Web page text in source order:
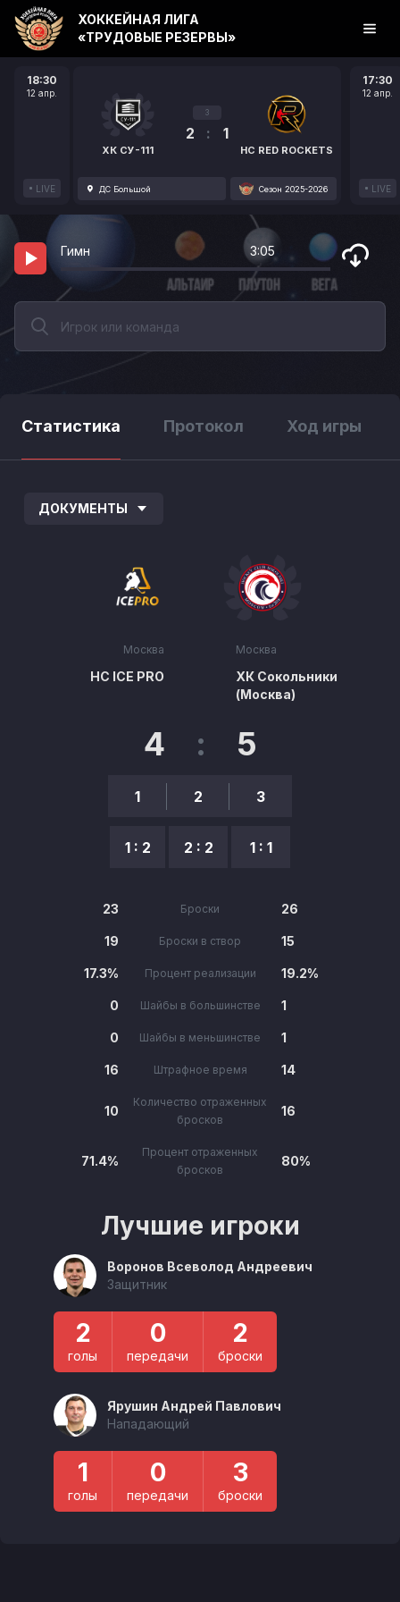
18:30
12 апр.
LIVE
ХК СУ-111
3
2 : 1
HC RED ROCKETS
ДС Большой Сезон 2025-2026
17:30
12 апр.
LIVE
ХОККЕЙНАЯ ЛИГА
«ТРУДОВЫЕ РЕЗЕРВЫ»
Гимн 3:05
Статистика Протокол Ход игры
ДОКУМЕНТЫ
Москва
HC ICE PRO
4 : 5
1
1 : 2
2
2 : 2
3
1 : 1
Москва
ХК Сокольники
(Москва)
23 Броски 26
19 Броски в створ 15
17.3% Процент реализации 19.2%
0 Шайбы в большинстве 1
0 Шайбы в меньшинстве 1
16 Штрафное время 14
10
Количество отраженных
бросков
16
71.4%
Процент отраженных
бросков
80%
Лучшие игроки
Воронов Всеволод Андреевич
Защитник
2
голы
0
передачи
2
броски
Ярушин Андрей Павлович
Нападающий
1
голы
0
передачи
3
броски